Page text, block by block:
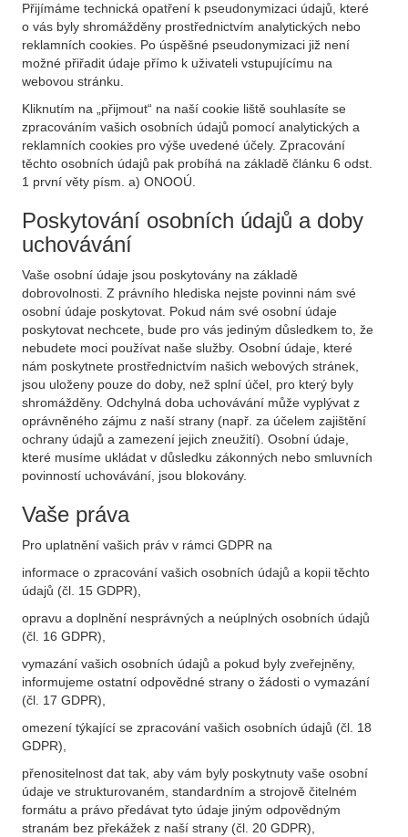
Přijímáme technická opatření k pseudonymizaci údajů, které
o vás byly shromážděny prostřednictvím analytických nebo
reklamních cookies. Po úspěšné pseudonymizaci již není
možné přiřadit údaje přímo k uživateli vstupujícímu na
webovou stránku.
Kliknutím na „přijmout“ na naší cookie liště souhlasíte se
zpracováním vašich osobních údajů pomocí analytických a
reklamních cookies pro výše uvedené účely. Zpracování
těchto osobních údajů pak probíhá na základě článku 6 odst.
1 první věty písm. a) ONOOÚ.
Poskytování osobních údajů a doby
uchovávání
Vaše osobní údaje jsou poskytovány na základě
dobrovolnosti. Z právního hlediska nejste povinni nám své
osobní údaje poskytovat. Pokud nám své osobní údaje
poskytovat nechcete, bude pro vás jediným důsledkem to, že
nebudete moci používat naše služby. Osobní údaje, které
nám poskytnete prostřednictvím našich webových stránek,
jsou uloženy pouze do doby, než splní účel, pro který byly
shromážděny. Odchylná doba uchovávání může vyplývat z
oprávněného zájmu z naší strany (např. za účelem zajištění
ochrany údajů a zamezení jejich zneužití). Osobní údaje,
které musíme ukládat v důsledku zákonných nebo smluvních
povinností uchovávání, jsou blokovány.
Vaše práva
Pro uplatnění vašich práv v rámci GDPR na
informace o zpracování vašich osobních údajů a kopii těchto
údajů (čl. 15 GDPR),
opravu a doplnění nesprávných a neúplných osobních údajů
(čl. 16 GDPR),
vymazání vašich osobních údajů a pokud byly zveřejněny,
informujeme ostatní odpovědné strany o žádosti o vymazání
(čl. 17 GDPR),
omezení týkající se zpracování vašich osobních údajů (čl. 18
GDPR),
přenositelnost dat tak, aby vám byly poskytnuty vaše osobní
údaje ve strukturovaném, standardním a strojově čitelném
formátu a právo předávat tyto údaje jiným odpovědným
stranám bez překážek z naší strany (čl. 20 GDPR),